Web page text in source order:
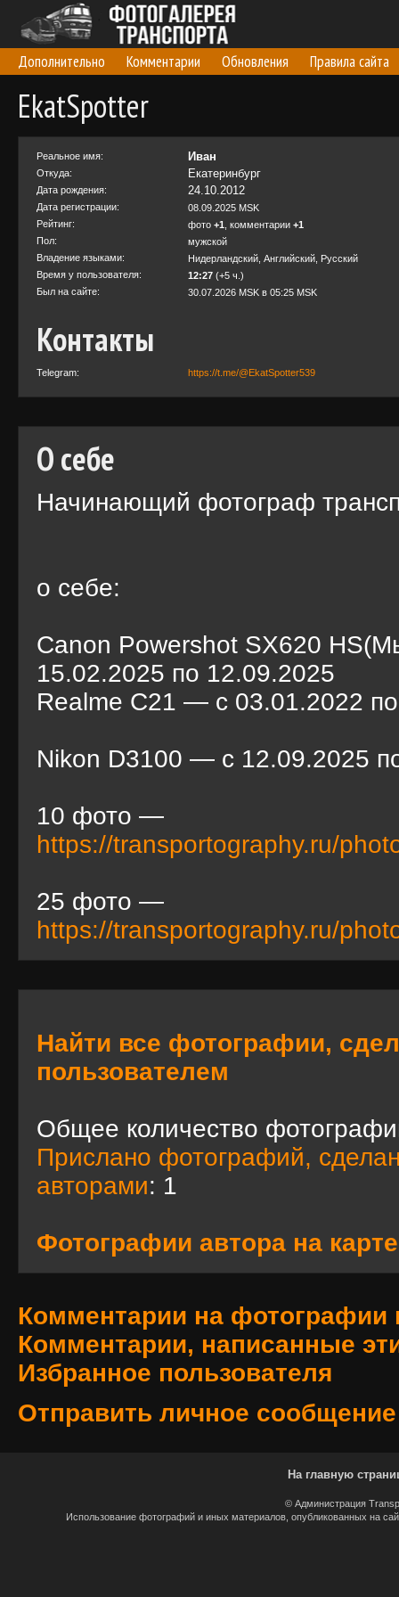
Дополнительно Комментарии Обновления Правила сайта
EkatSpotter
Реальное имя: Иван
Откуда: Екатеринбург
Дата рождения: 24.10.2012
Дата регистрации:
08.09.2025 MSK
Рейтинг:
фото +1 , комментарии +1
Пол:
мужской
Владение языками:
Нидерландский, Английский, Русский
Время у пользователя:
12:27 (+5 ч.)
Был на сайте:
30.07.2026 MSK в 05:25 MSK
Контакты
Telegram: https://t.me/@EkatSpotter539
О себе
Начинающий фотограф
о себе:
Сanon Powershot SX620
15.02.2025 по 12.09.2025
Realme C21 — c 03.01.2022
Nikon D3100 — с 12.09.2025
10 фото —
https://transportography.ru/
25 фото —
https://transportography.ru/
Найти все фотографии,
пользователем
Общее количество
Прислано фотографий,
авторами: 1
Фотографии автора на карте
Комментарии на фотографии
Комментарии, написанные
Избранное пользователя
Отправить личное
На главную
© Администрация
Использование фотографий и иных материалов, опубликованных на